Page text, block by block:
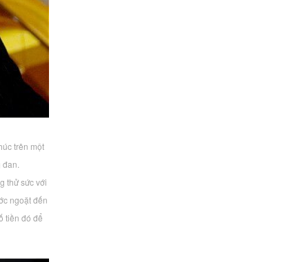
trên một
thử sức với
ngoặt đến
tiền đó để